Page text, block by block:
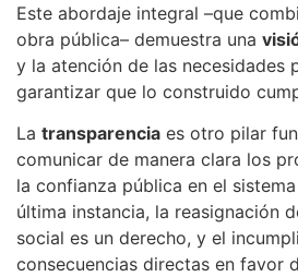
Este abordaje integral –que
obra pública– demuestra una
y la atención de las necesidades
garantizar que lo construido
La transparencia es otro pilar
comunicar de manera clara los
la confianza pública en el
última instancia, la reasignación
social es un derecho, y el
consecuencias directas en favor